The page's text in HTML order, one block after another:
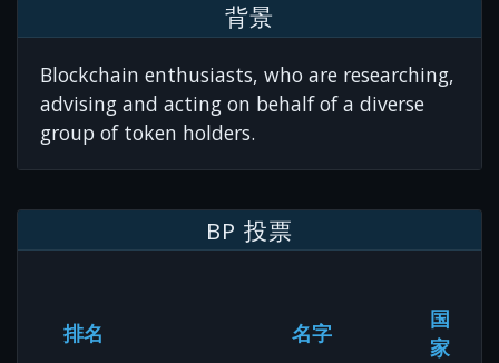
背景
Blockchain enthusiasts, who are researching,
advising and acting on behalf of a diverse
group of token holders.
BP 投票
排名 名字
国
家